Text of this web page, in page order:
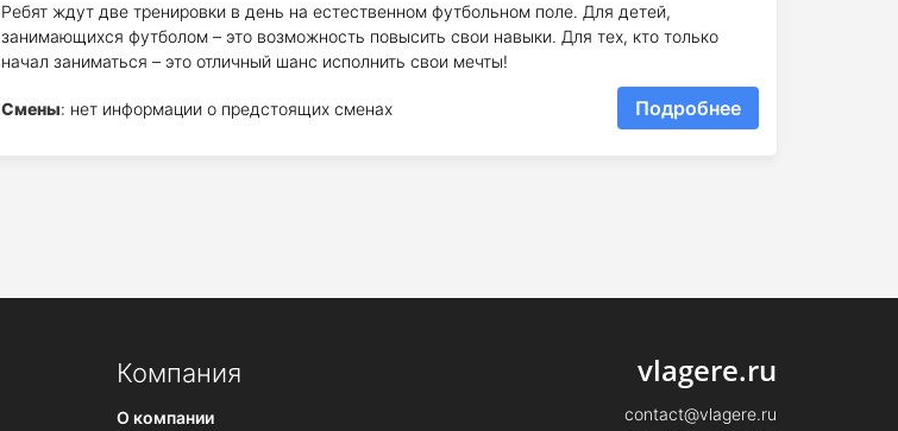
Ребят ждут две тренировки в день на естественном футбольном поле. Для детей,
занимающихся футболом – это возможность повысить свои навыки. Для тех, кто только
начал заниматься – это отличный шанс исполнить свои мечты!
Смены: нет информации о предстоящих сменах Подробнее
Компания
О компании
vlagere.ru
contact@vlagere.ru